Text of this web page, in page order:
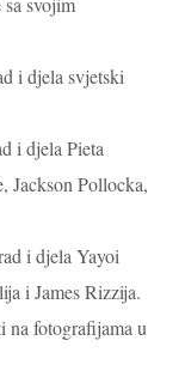
i djela svjetski
i djela Pieta
Jackson Pollocka,
i djela Yayoi
i James Rizzija.
na fotografijama u